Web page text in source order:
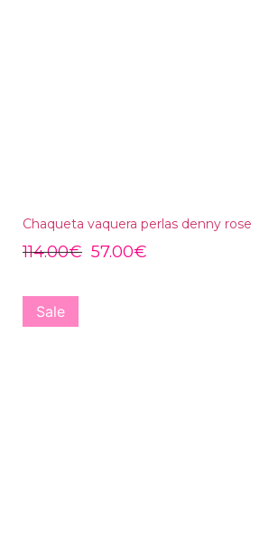
Chaqueta vaquera perlas denny rose
114.00€ 57.00€
Sale